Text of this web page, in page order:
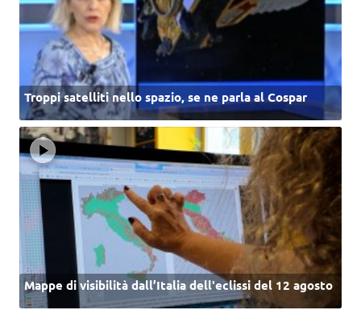
Troppi satelliti nello spazio, se ne parla al Cospar
Mappe di visibilità dall’Italia dell'eclissi del 12 agosto